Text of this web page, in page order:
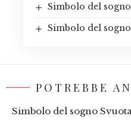
Simbolo del
Simbolo del
POTREBBE
Simbolo del sogno